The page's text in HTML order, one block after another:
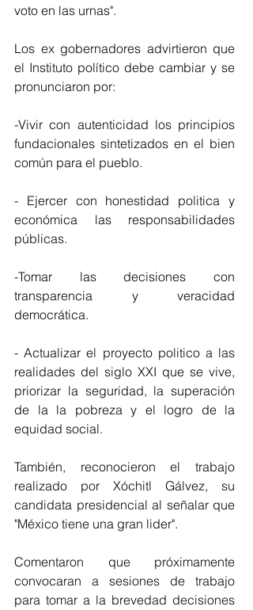
voto en las urnas".
Los ex gobernadores advirtieron que
el Instituto político debe cambiar y se
pronunciaron por:
-Vivir con autenticidad los principios
fundacionales sintetizados en el bien
común para el pueblo.
- Ejercer con honestidad politica y
económica las responsabilidades
públicas.
-Tomar las decisiones con
transparencia y veracidad
democrática.
- Actualizar el proyecto politico a las
realidades del siglo XXI que se vive,
priorizar la seguridad, la superación
de la la pobreza y el logro de la
equidad social.
También, reconocieron el trabajo
realizado por Xóchitl Gálvez, su
candidata presidencial al señalar que
"México tiene una gran lider".
Comentaron que próximamente
convocaran a sesiones de trabajo
para tomar a la brevedad decisiones